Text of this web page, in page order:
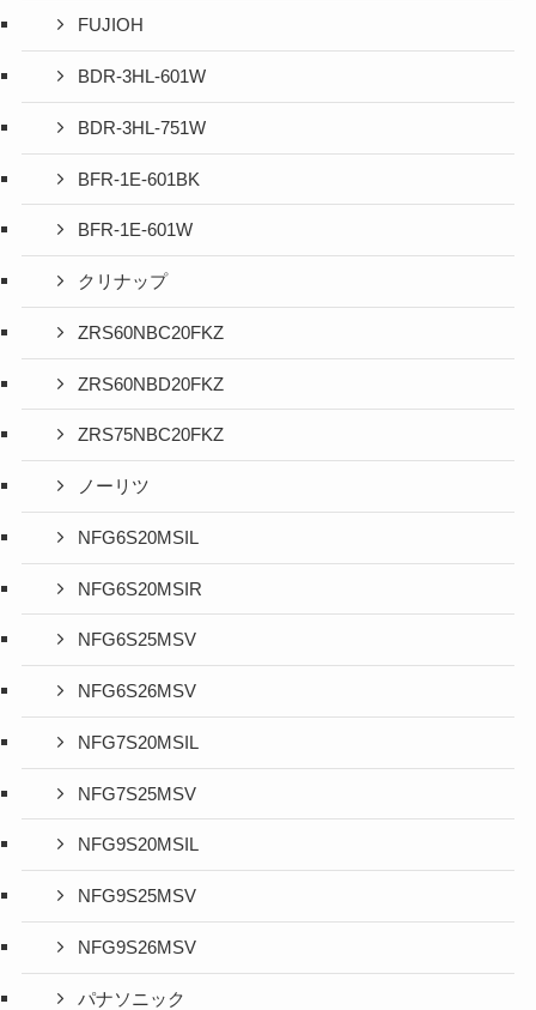
FUJIOH
BDR-3HL-601W
BDR-3HL-751W
BFR-1E-601BK
BFR-1E-601W
クリナップ
ZRS60NBC20FKZ
ZRS60NBD20FKZ
ZRS75NBC20FKZ
ノーリツ
NFG6S20MSIL
NFG6S20MSIR
NFG6S25MSV
NFG6S26MSV
NFG7S20MSIL
NFG7S25MSV
NFG9S20MSIL
NFG9S25MSV
NFG9S26MSV
パナソニック